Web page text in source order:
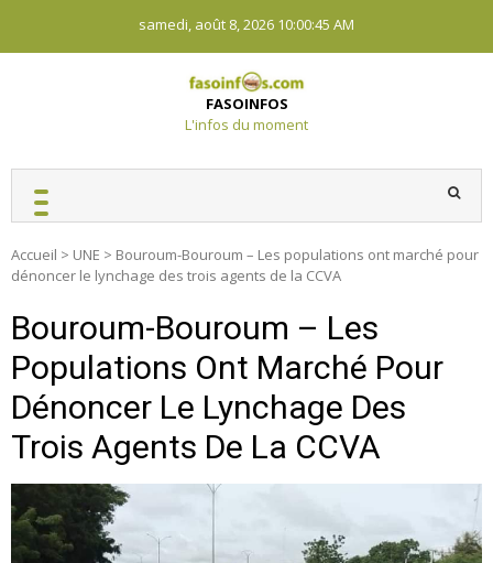
content
samedi, août 8, 2026 10:00:45 AM
FASOINFOS
L'infos du moment
Accueil > UNE > Bouroum-Bouroum – Les populations ont marché pour
dénoncer le lynchage des trois agents de la CCVA
Bouroum-Bouroum – Les
Populations Ont Marché Pour
Dénoncer Le Lynchage Des
Trois Agents De La CCVA